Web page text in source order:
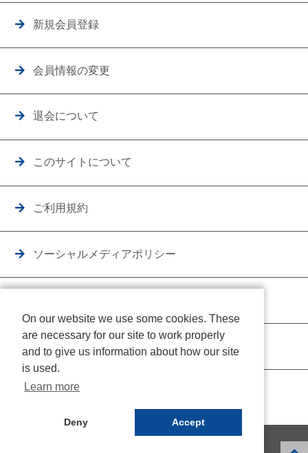
新規会員登録
会員情報の変更
退会について
このサイトについて
ご利用規約
ソーシャルメディアポリシー
クッキーポリシー
On our website we use some cookies. These
are necessary for our site to work properly
and to give us information about how our site
is used.
Learn more
Deny Accept